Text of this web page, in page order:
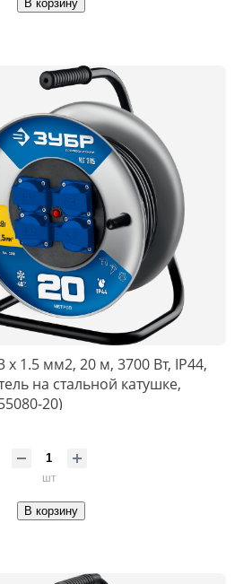
В корзину
x 1.5 мм2, 20 м, 3700 Вт, IP44,
на стальной катушке,
20)
шт
В корзину